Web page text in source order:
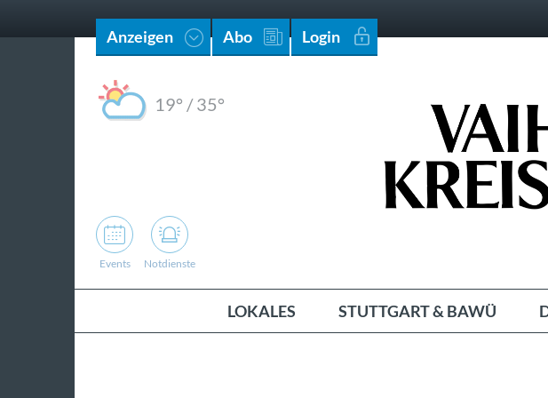
Anzeigen Abo Login
19° /35°
Events Notdienste
LOKALES STUTTGART & BAWÜ